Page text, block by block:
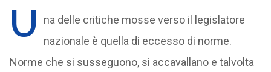
U
na delle critiche mosse verso il legislatore
nazionale è quella di eccesso di norme.
Norme che si susseguono, si accavallano e talvolta